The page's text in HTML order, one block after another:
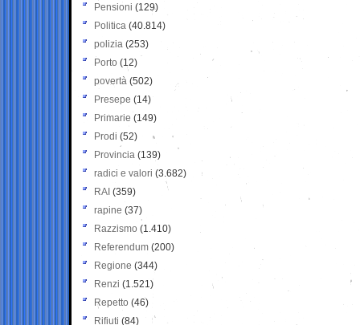
Pensioni (129)
Politica (40.814)
polizia (253)
Porto (12)
povertà (502)
Presepe (14)
Primarie (149)
Prodi (52)
Provincia (139)
radici e valori (3.682)
RAI (359)
rapine (37)
Razzismo (1.410)
Referendum (200)
Regione (344)
Renzi (1.521)
Repetto (46)
Rifiuti (84)